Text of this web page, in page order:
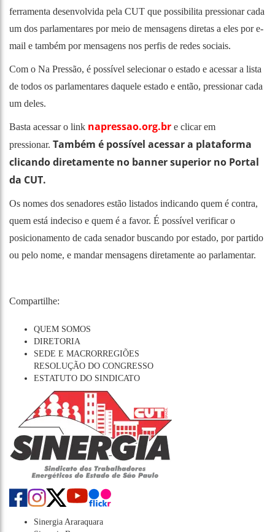
ferramenta desenvolvida pela CUT que possibilita pressionar cada
um dos parlamentares por meio de mensagens diretas a eles por e-
mail e também por mensagens nos perfis de redes sociais.
Com o Na Pressão, é possível selecionar o estado e acessar a lista
de todos os parlamentares daquele estado e então, pressionar cada
um deles.
Basta acessar o link napressao.org.br e clicar em
pressionar. Também é possível acessar a plataforma
clicando diretamente no banner superior no Portal
da CUT.
Os nomes dos senadores estão listados indicando quem é contra,
quem está indeciso e quem é a favor. É possível verificar o
posicionamento de cada senador buscando por estado, por partido
ou pelo nome, e mandar mensagens diretamente ao parlamentar.
Compartilhe:
QUEM SOMOS
DIRETORIA
SEDE E MACRORREGIÕES
RESOLUÇÃO DO CONGRESSO
ESTATUTO DO SINDICATO
Sinergia Araraquara